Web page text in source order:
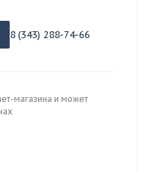
8 (343) 288-74-66
магазина и может